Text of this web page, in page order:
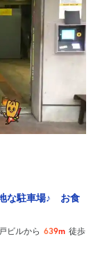
地な駐車場♪ お食
ビルから 639m 徒歩